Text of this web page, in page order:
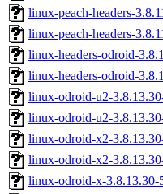
linux-peach-headers-
linux-peach-headers-
linux-headers-odroid-
linux-headers-odroid-
linux-odroid-u2-
linux-odroid-u2-
linux-odroid-x2-
linux-odroid-x2-
linux-odroid-x-3.8.13.30-